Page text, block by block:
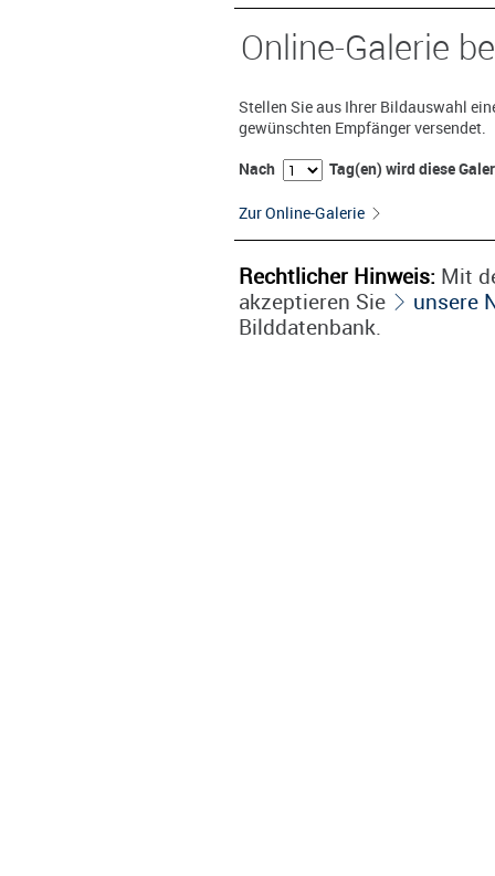
Online-Galerie
Stellen Sie aus Ihrer Bildauswahl
gewünschten Empfänger versendet.
Nach
Tag(en) wird diese
Zur Online-Galerie
Rechtlicher Hinweis: Mit
akzeptieren Sie
unsere
Bilddatenbank.